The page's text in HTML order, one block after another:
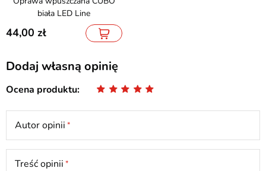
biała LED Line
44,00
Dodaj własną opinię
Ocena produktu
Autor opinii
Treść opinii